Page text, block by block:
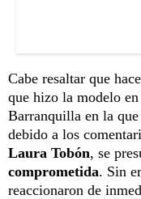
Cabe resaltar que
que hizo la modelo
Barranquilla en la
debido a los
Laura Tobón, se
comprometida. Sin
reaccionaron de